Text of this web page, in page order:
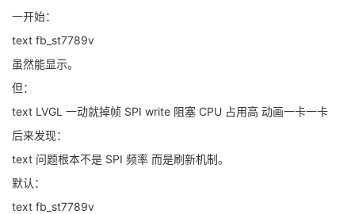
一开始：
text fb_st7789v
虽然能显示。
但：
text LVGL 一动就掉帧 SPI write 阻塞 CPU 占用高 动画一卡一卡
后来发现：
text 问题根本不是 SPI 频率 而是刷新机制。
默认：
text fb_st7789v